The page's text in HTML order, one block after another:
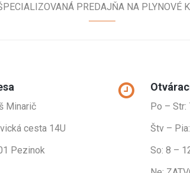
PREDAJŇA NA PLYNOVÉ
Minarič
cesta 14U
Pezinok
Po – Str:
Štv –
So: 8 –